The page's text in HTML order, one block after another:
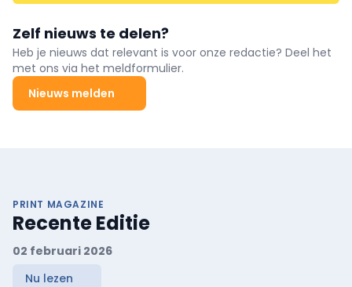
Zelf nieuws te delen?
Heb je nieuws dat relevant is voor onze redactie? Deel het
met ons via het meldformulier.
Nieuws melden
PRINT MAGAZINE
Recente Editie
02 februari 2026
Nu lezen